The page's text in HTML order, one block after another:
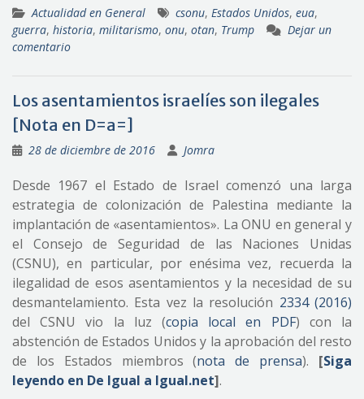
Actualidad en General csonu, Estados Unidos, eua,
guerra, historia, militarismo, onu, otan, Trump
Dejar un
comentario
Los asentamientos israelíes son ilegales
[Nota en D=a=]
28 de diciembre de 2016 Jomra
Desde 1967 el Estado de Israel comenzó una larga
estrategia de colonización de Palestina mediante la
implantación de «asentamientos». La ONU en general y
el Consejo de Seguridad de las Naciones Unidas
(CSNU), en particular, por enésima vez, recuerda la
ilegalidad de esos asentamientos y la necesidad de su
desmantelamiento. Esta vez la resolución 2334 (2016)
del CSNU vio la luz (copia local en PDF) con la
abstención de Estados Unidos y la aprobación del resto
de los Estados miembros (nota de prensa). [Siga
leyendo en De Igual a Igual.net].